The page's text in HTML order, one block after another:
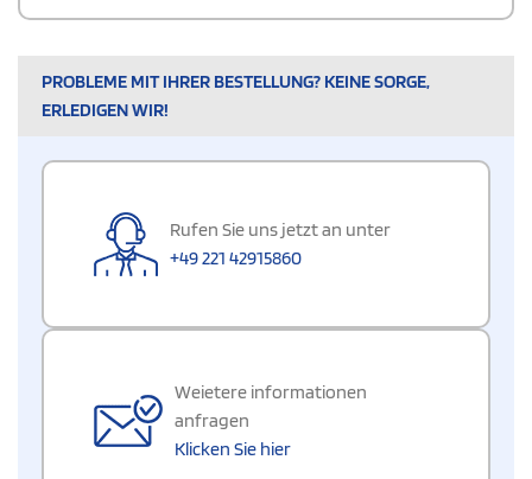
PROBLEME MIT IHRER BESTELLUNG? KEINE SORGE,
ERLEDIGEN WIR!
Rufen Sie uns jetzt an unter
+49 221 42915860
Weietere informationen
anfragen
Klicken Sie hier